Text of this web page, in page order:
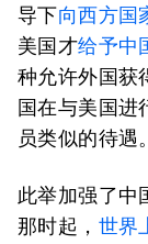
导下向西方国
美国才给予中
种允许外国获
国在与美国进
员类似的待遇。
此举加强了中
那时起， 世界